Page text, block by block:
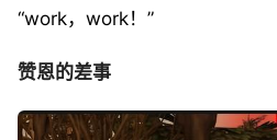
“work，work！”
赞恩的差事